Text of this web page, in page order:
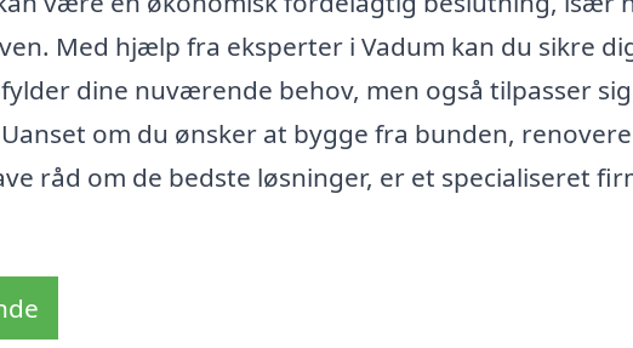
Med hjælp fra eksperter i Vadum kan du sikre
dine nuværende behov, men også tilpasser
om du ønsker at bygge fra bunden,
råd om de bedste løsninger, er et specialiseret